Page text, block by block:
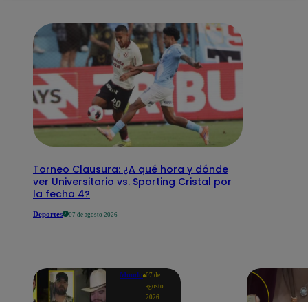
Torneo Clausura: ¿A qué hora y dónde
ver Universitario vs. Sporting Cristal por
la fecha 4?
Deportes 07 de agosto 2026
Mundo 07 de
agosto
2026